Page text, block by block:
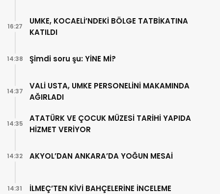
UMKE, KOCAELİ’NDEKİ BÖLGE TATBİKATINA
KATILDI
16:27
Şimdi soru şu: YİNE Mİ?
14:38
VALİ USTA, UMKE PERSONELİNİ MAKAMINDA
AĞIRLADI
14:37
ATATÜRK VE ÇOCUK MÜZESİ TARİHİ YAPIDA
HİZMET VERİYOR
14:35
AKYOL’DAN ANKARA’DA YOĞUN MESAİ
14:32
İLMEÇ’TEN KİVİ BAHÇELERİNE İNCELEME
14:31